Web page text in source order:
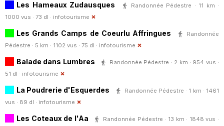
Les Hameaux Zudausques
Randonnée Pédestre · 11 km ·
1000 vus · 73 dl · infotourisme
Les Grands Camps de Coeurlu Affringues
Randonnée
Pédestre · 5 km · 1102 vus · 75 dl · infotourisme
Balade dans Lumbres
Randonnée Pédestre · 2 km · 954 vus ·
51 dl · infotourisme
La Poudrerie d'Esquerdes
Randonnée Pédestre · 1 km · 1461
vus · 89 dl · infotourisme
Les Coteaux de l'Aa
Randonnée Pédestre · 13 km · 1848 vus ·